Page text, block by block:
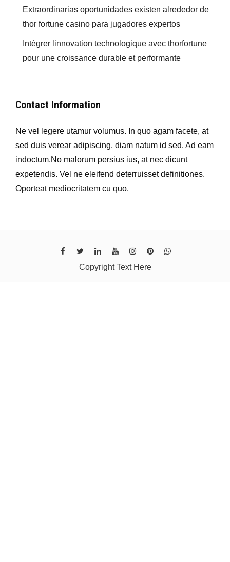
Extraordinarias oportunidades existen alrededor de
thor fortune casino para jugadores expertos
Intégrer linnovation technologique avec thorfortune
pour une croissance durable et performante
Contact Information
Ne vel legere utamur volumus. In quo agam facete, at
sed duis verear adipiscing, diam natum id sed. Ad eam
indoctum.No malorum persius ius, at nec dicunt
expetendis. Vel ne eleifend deterruisset definitiones.
Oporteat mediocritatem cu quo.
Copyright Text Here